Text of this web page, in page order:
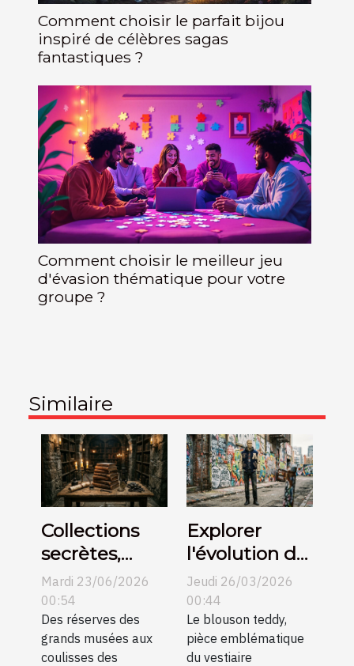
Comment choisir le parfait bijou
inspiré de célèbres sagas
fantastiques ?
Comment choisir le meilleur jeu
d'évasion thématique pour votre
groupe ?
Similaire
Collections
secrètes,
histoires
méconnues
Mardi 23/06/2026
00:54
Des réserves des
grands musées aux
coulisses des
Explorer
l'évolution du
blouson
teddy dans la
mode
mondiale
Jeudi 26/03/2026
00:44
Le blouson teddy,
pièce emblématique
du vestiaire